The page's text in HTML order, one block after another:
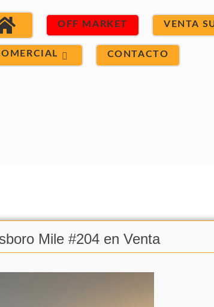
OFF MARKET VENTA
CONTACTO
Mile #204 en Venta